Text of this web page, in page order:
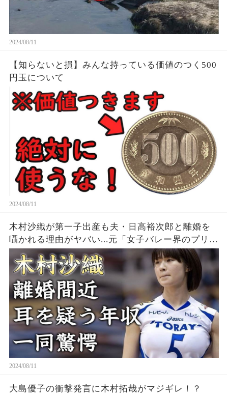
2024/08/11
【知らないと損】みんな持っている価値のつく500
円玉について
2024/08/11
木村沙織が第一子出産も夫・日高裕次郎と離婚を
囁かれる理由がヤバい...元「女子バレー界のプリン
セス」の耳を疑う年収...豊かすぎるバストに驚きを
隠せない...
2024/08/11
大島優子の衝撃発言に木村拓哉がマジギレ！？